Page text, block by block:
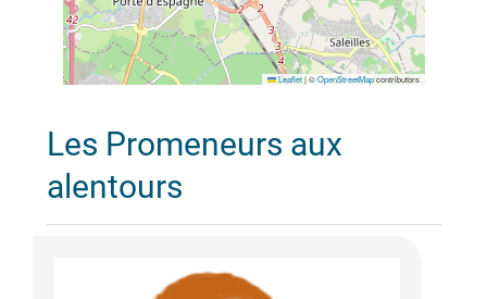
Leaflet |©OpenStreetMapcontributors
Les Promeneurs aux
alentours